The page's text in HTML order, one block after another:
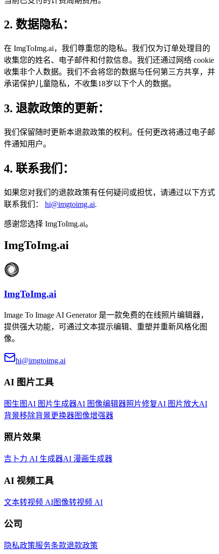
2. 数据隐私：
在 ImgToImg.ai，我们尊重您的隐私。我们仅为订单处理目的
收集您的姓名、电子邮件和付款信息。我们还通过网络 cookie
收集非个人数据。我们不会将您的数据与任何第三方共享，并
承诺保护儿童隐私，不收集18岁以下个人的数据。
3. 退款政策的更新：
我们保留随时更新本退款政策的权利。任何更改将通过电子邮
件通知用户。
4. 联系我们：
如果您对我们的退款政策有任何疑问或担忧，请通过以下方式
联系我们： hi@imgtoimg.ai.
感谢您选择 ImgToImg.ai。
ImgToImg.ai
ImgToImg.ai
Image To Image AI Generator 是一款免费的在线照片编辑器，
提供强大功能，可通过文本提示编辑、重塑并重新风格化图
像。
hi@imgtoimg.ai
AI 图片工具
图生图 AI 图片生成器AI 图像编辑器照片修复AI 图片放大AI
背景移除背景更换器图像增强器
照片效果
吉卜力 AI 生成器AI 漫画生成器
AI 视频工具
文本转视频 AI图像转视频 AI
公司
隐私政策服务条款退款政策